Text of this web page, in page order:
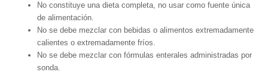
No constituye una dieta completa, no usar como fuente única
de alimentación.
No se debe mezclar con bebidas o alimentos extremadamente
calientes o extremadamente fríos.
No se debe mezclar con fórmulas enterales administradas por
sonda.